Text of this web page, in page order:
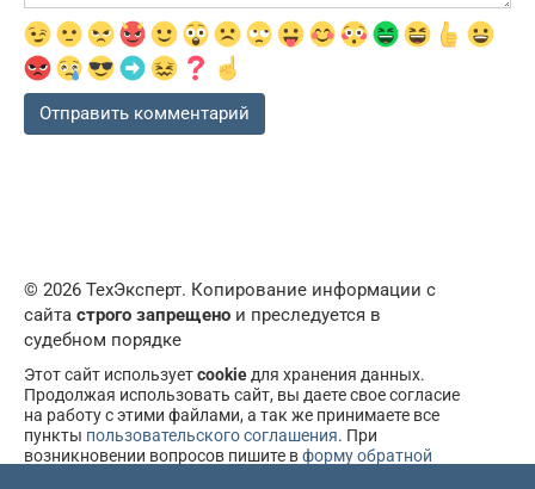
© 2026 ТехЭксперт. Копирование информации с
сайта строго запрещено и преследуется в
судебном порядке
Этот сайт используетcookieдля хранения данных.
Продолжая использовать сайт, вы даете свое согласие
на работу с этими файлами, а так же принимаете все
пункты пользовательского соглашения. При
возникновении вопросов пишите вформу обратной